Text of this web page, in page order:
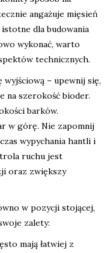
angażuje mięsień
dla budowania
wykonać, warto
technicznych.
– upewnij się,
na szerokość bioder.
barków.
w górę. Nie zapomnij
wypychania hantli i
ruchu jest
oraz zwiększy
w pozycji stojącej,
zalety:
mają łatwiej z